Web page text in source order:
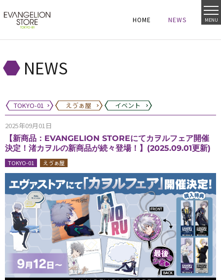
MENU
HOME
HOME NEWS
NEWS
NEWS
TOKYO-01 えゔぁ屋 イベント
2025年09月01日
【新商品：EVANGELION STOREにてカヲルフェア開催
決定！渚カヲルの新商品が続々登場！】(2025.09.01更新)
TOKYO-01 えゔぁ屋